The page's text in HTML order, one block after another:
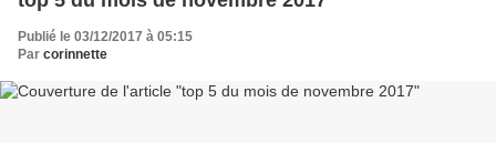
Publié le 03/12/2017 à 05:15
Par corinnette